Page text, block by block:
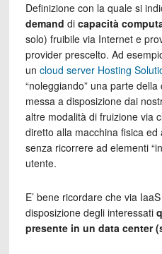
Definizione con la quale si
demand dicapacità
solo) fruibile via Internet e
provider prescelto. Ad
un cloud server Hosting
“noleggiando” una parte
messa a disposizione dai
altre modalità di fruizione via
diretto alla macchina fisica
senza ricorrere ad elementi
utente.
E’ bene ricordare che via
disposizione degli interessati
presente in un data center